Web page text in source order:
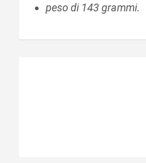
peso di 143 grammi.